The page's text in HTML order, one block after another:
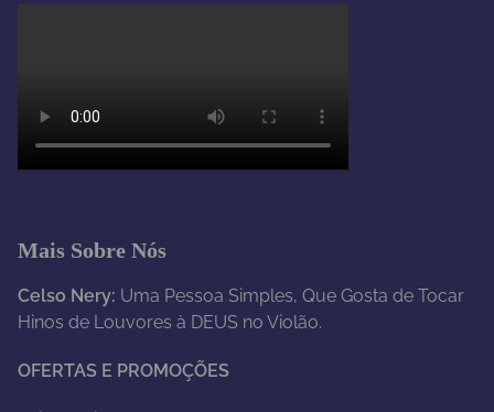
Mais Sobre Nós
Celso Nery: Uma Pessoa Simples, Que Gosta de Tocar
Hinos de Louvores à DEUS no Violão.
OFERTAS E PROMOÇÕES